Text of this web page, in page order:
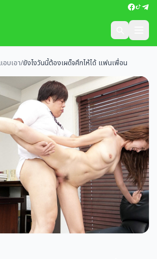
อบเอา/ยังไงวันนี้ต้องเผด็จศึกไห้ได้ แฟนเพื่อน